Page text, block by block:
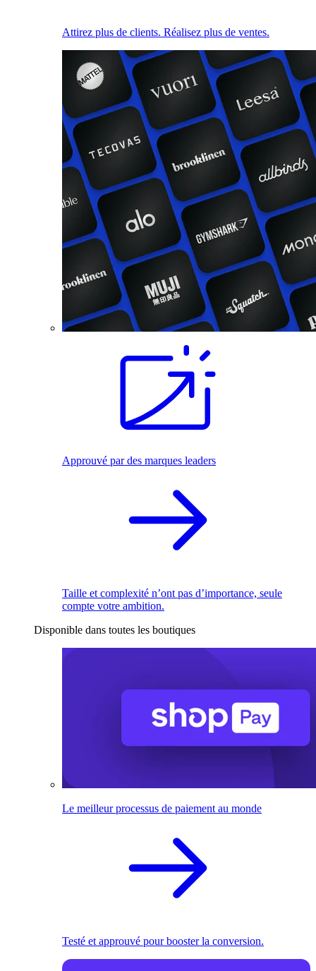
Attirez plus de clients. Réalisez plus de ventes.
Approuvé par des marques leaders
Taille et complexité n’ont pas d’importance, seule
compte votre ambition.
Disponible dans toutes les boutiques
Le meilleur processus de paiement au monde
Testé et approuvé pour booster la conversion.